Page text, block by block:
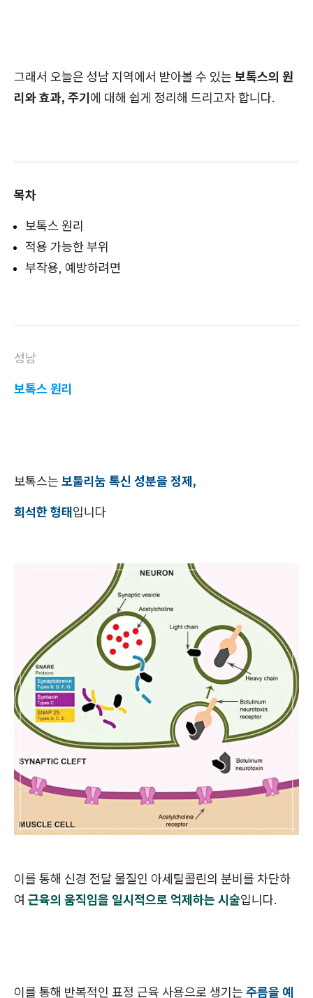
그래서 오늘은 성남 지역에서 받아볼 수 있는 보톡스의 원
리와 효과, 주기에 대해 쉽게 정리해 드리고자 합니다.
목차
보톡스 원리
적용 가능한 부위
부작용, 예방하려면
성남
보톡스 원리
보톡스는 보툴리눔 톡신 성분을 정제,
희석한 형태입니다
이를 통해 신경 전달 물질인 아세틸콜린의 분비를 차단하
여 근육의 움직임을 일시적으로 억제하는 시술입니다.
이를 통해 반복적인 표정 근육 사용으로 생기는 주름을 예